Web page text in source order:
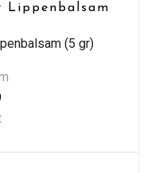
Lippenbalsam
(5 gr)